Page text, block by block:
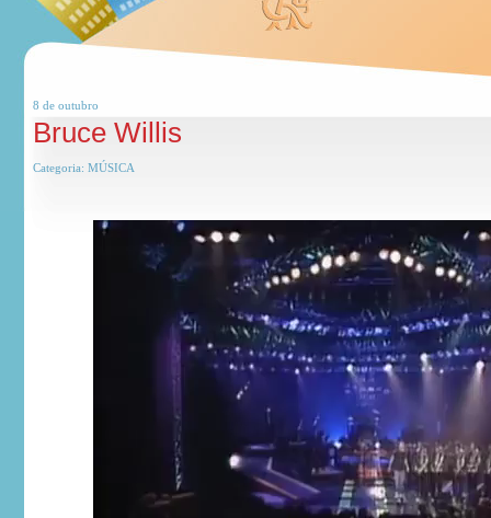
8 de outubro
Bruce Willis
Categoria: MÚSICA